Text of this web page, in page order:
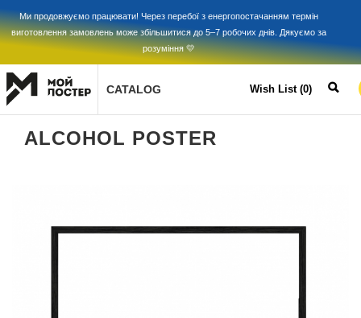
Ми продовжуємо працювати! Через перебої з енергопостачанням термін
виготовлення замовлень може збільшитися до 5–7 робочих днів. Дякуємо за
розуміння 💛
CATALOG Wish List (0)
ALCOHOL POSTER